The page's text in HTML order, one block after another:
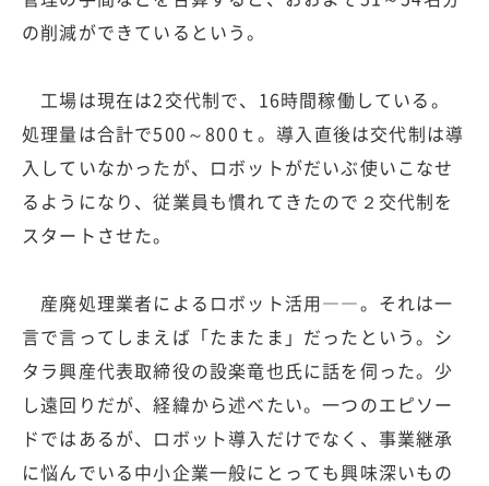
の削減ができているという。
工場は現在は2交代制で、16時間稼働している。
処理量は合計で500～800ｔ。導入直後は交代制は導
入していなかったが、ロボットがだいぶ使いこなせ
るようになり、従業員も慣れてきたので２交代制を
スタートさせた。
産廃処理業者によるロボット活用――。それは一
言で言ってしまえば「たまたま」だったという。シ
タラ興産代表取締役の設楽竜也氏に話を伺った。少
し遠回りだが、経緯から述べたい。一つのエピソー
ドではあるが、ロボット導入だけでなく、事業継承
に悩んでいる中小企業一般にとっても興味深いもの